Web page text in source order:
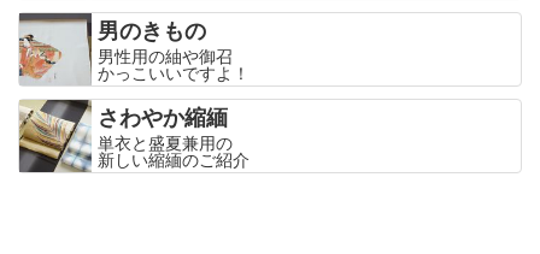
男のきもの
男性用の紬や御召
かっこいいですよ！
さわやか縮緬
単衣と盛夏兼用の
新しい縮緬のご紹介